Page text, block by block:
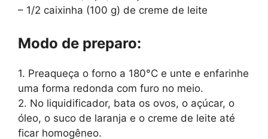
– 1/2 caixinha (100 g) de creme de leite
Modo de preparo:
1. Preaqueça o forno a 180°C e unte e enfarinhe
uma forma redonda com furo no meio.
2. No liquidificador, bata os ovos, o açúcar, o
óleo, o suco de laranja e o creme de leite até
ficar homogêneo.